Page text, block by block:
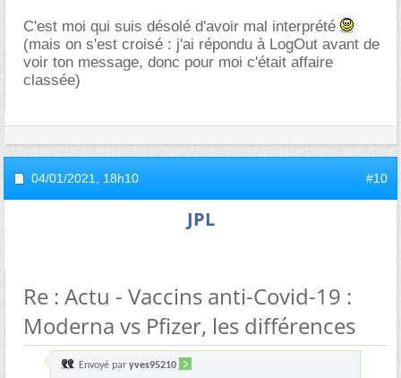
C'est moi qui suis désolé d'avoir mal interprété
(mais on s'est croisé : j'ai répondu à LogOut avant de
voir ton message, donc pour moi c'était affaire
classée)
04/01/2021, 18h10 #10
JPL
Re : Actu - Vaccins anti-Covid-19 :
Moderna vs Pfizer, les différences
Envoyé par yves95210